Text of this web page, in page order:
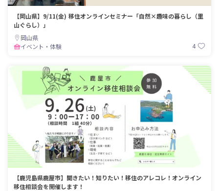
【岡山県】9/11(金) 移住オンラインセミナー「自然×趣味の暮らし（里
山ぐらし）」
岡山県
イベント・体験
4
【鹿児島県鹿屋市】聞きたい！知りたい！移住のアレコレ！オンライン
移住相談会を開催します！